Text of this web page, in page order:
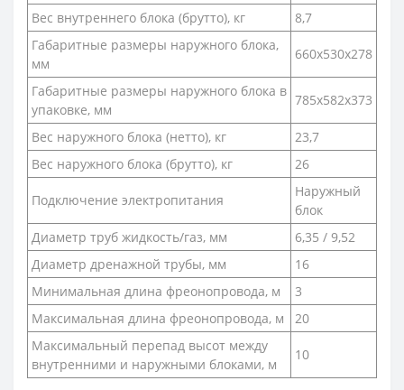
Вес внутреннего блока (брутто), кг
8,7
Габаритные размеры наружного блока,
мм
660x530x278
Габаритные размеры наружного блока в
упаковке, мм
785x582x373
Вес наружного блока (нетто), кг
23,7
Вес наружного блока (брутто), кг
26
Подключение электропитания
Наружный
блок
Диаметр труб жидкость/газ, мм
6,35 / 9,52
Диаметр дренажной трубы, мм
16
Минимальная длина фреонопровода, м
3
Максимальная длина фреонопровода, м
20
Максимальный перепад высот между
внутренними и наружными блоками, м
10